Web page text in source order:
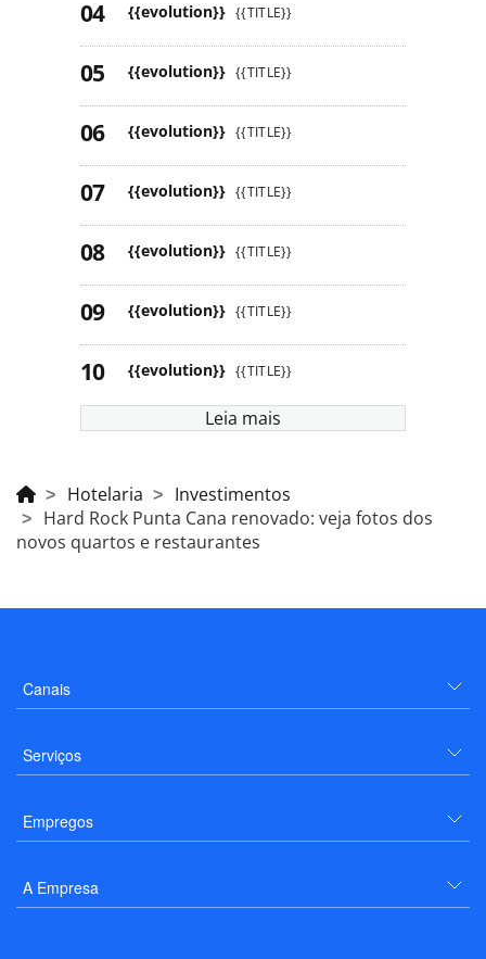
{{evolution}} {{TITLE}}
{{evolution}} {{TITLE}}
{{evolution}} {{TITLE}}
{{evolution}} {{TITLE}}
{{evolution}} {{TITLE}}
{{evolution}} {{TITLE}}
{{evolution}} {{TITLE}}
Leia mais
Hotelaria
Investimentos
Hard Rock Punta Cana renovado: veja fotos dos
novos quartos e restaurantes
Canais
Serviços
Empregos
A Empresa